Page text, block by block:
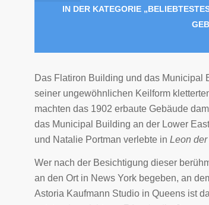
IN DER KATEGORIE
Das Flatiron Building und das Municipal
seiner ungewöhnlichen Keilform
machten das 1902 erbaute Gebäude
das Municipal Building an der Lower
und Natalie Portman verlebte in Leon
Wer nach der Besichtigung dieser
an den Ort in News York begeben, an
Astoria Kaufmann Studio in Queens ist